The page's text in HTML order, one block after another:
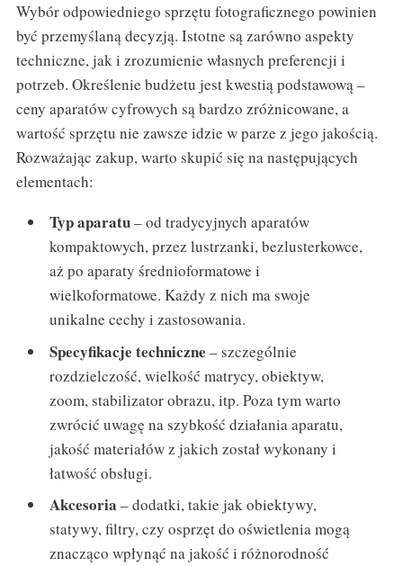
Wybór odpowiedniego sprzętu fotograficznego powinien
być przemyślaną decyzją. Istotne są zarówno aspekty
techniczne, jak i zrozumienie własnych preferencji i
potrzeb. Określenie budżetu jest kwestią podstawową –
ceny aparatów cyfrowych są bardzo zróżnicowane, a
wartość sprzętu nie zawsze idzie w parze z jego jakością.
Rozważając zakup, warto skupić się na następujących
elementach:
Typ aparatu– od tradycyjnych aparatów
kompaktowych, przez lustrzanki, bezlusterkowce,
aż po aparaty średnioformatowe i
wielkoformatowe. Każdy z nich ma swoje
unikalne cechy i zastosowania.
Specyfikacje techniczne – szczególnie
rozdzielczość, wielkość matrycy, obiektyw,
zoom, stabilizator obrazu, itp. Poza tym warto
zwrócić uwagę na szybkość działania aparatu,
jakość materiałów z jakich został wykonany i
łatwość obsługi.
Akcesoria – dodatki, takie jak obiektywy,
statywy, filtry, czy osprzęt do oświetlenia mogą
znacząco wpłynąć na jakość i różnorodność